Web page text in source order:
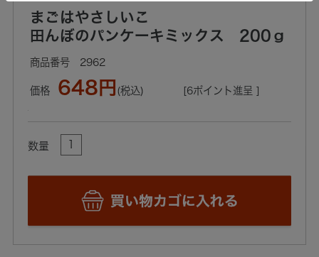
まごはやさしいこ
田んぼのパンケーキミックス 200ｇ
2962
価格 648円 (税込) [6ポイント進呈 ]
数量